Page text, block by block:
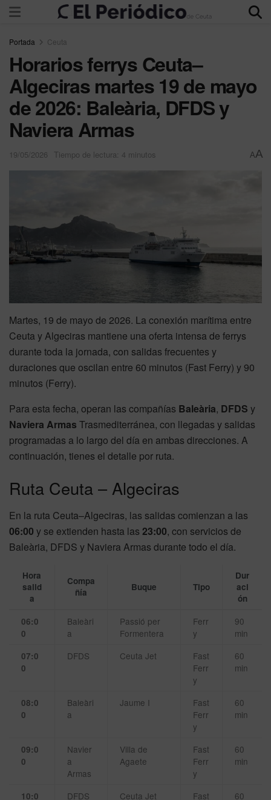
Portada Ceuta
Horarios ferrys Ceuta–
Algeciras martes 19 de mayo
de 2026: Baleària, DFDS y
Naviera Armas
19/05/2026 Tiempo de lectura: 4 minutos AA
Martes, 19 de mayo de 2026. La conexión marítima entre
Ceuta y Algeciras mantiene una oferta intensa de ferrys
durante toda la jornada, con salidas frecuentes y
duraciones que oscilan entre 60 minutos (Fast Ferry) y 90
minutos (Ferry).
Para esta fecha, operan las compañías Baleària, DFDS y
Naviera Armas Trasmediterránea, con llegadas y salidas
programadas a lo largo del día en ambas direcciones. A
continuación, tienes el detalle por ruta.
Ruta Ceuta – Algeciras
En la ruta Ceuta–Algeciras, las salidas comienzan a las
06:00 y se extienden hasta las 23:00, con servicios de
Baleària, DFDS y Naviera Armas durante todo el día.
Hora
salid
a
Compa
ñía
Buque Tipo
Dur
aci
ón
06:0
0
Baleàri
a
Passió per
Formentera
Ferr
y
90
min
07:0
0
DFDS Ceuta Jet
Fast
Ferr
y
60
min
08:0
0
Baleàri
a
Jaume I
Fast
Ferr
y
60
min
09:0
0
Navier
a
Armas
Villa de
Agaete
Fast
Ferr
y
60
min
10:0
DFDS Ceuta Jet
Fast
60